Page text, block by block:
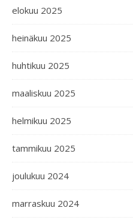
elokuu 2025
heinäkuu 2025
huhtikuu 2025
maaliskuu 2025
helmikuu 2025
tammikuu 2025
joulukuu 2024
marraskuu 2024